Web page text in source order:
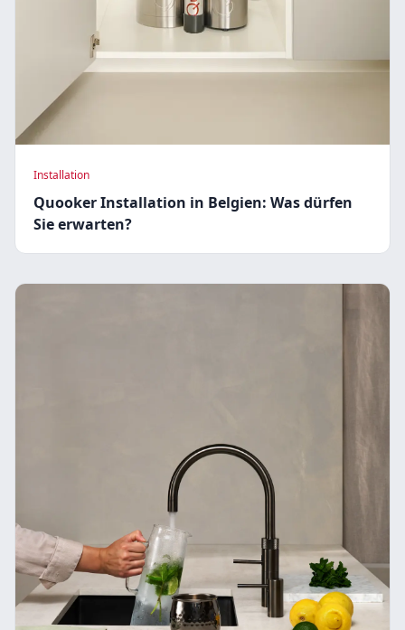
Installation
Quooker Installation in Belgien: Was dürfen
Sie erwarten?